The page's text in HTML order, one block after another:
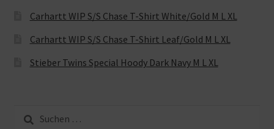
Carhartt WIP S/S Chase T-Shirt White/Gold M L XL
Carhartt WIP S/S Chase T-Shirt Leaf/Gold M L XL
Stieber Twins Special Hoody Dark Navy M L XL
Suche